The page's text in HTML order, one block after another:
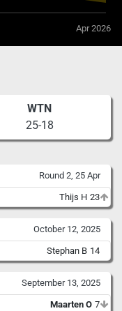
Apr 2026
WTN
25-18
Round 2, 25 Apr
Thijs H 23
October 12, 2025
Stephan B 14
September 13, 2025
Maarten O 7